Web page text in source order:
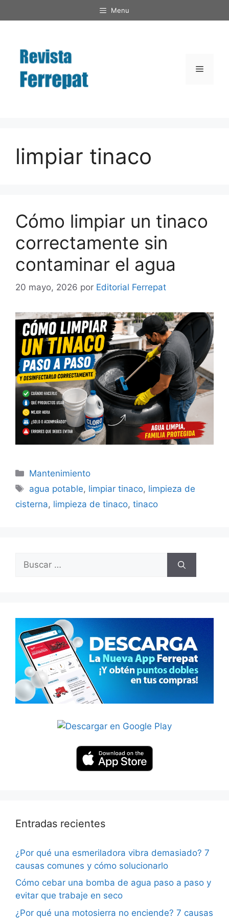
al
Menu
Menú
limpiar tinaco
Cómo limpiar un tinaco
correctamente sin
contaminar el agua
20 mayo, 2026 por Editorial Ferrepat
Categorías
Mantenimiento
Etiquetas
agua potable, limpiar tinaco, limpieza de
cisterna, limpieza de tinaco, tinaco
Buscar:
Entradas recientes
¿Por qué una esmeriladora vibra demasiado? 7
causas comunes y cómo solucionarlo
Cómo cebar una bomba de agua paso a paso y
evitar que trabaje en seco
¿Por qué una motosierra no enciende? 7 causas